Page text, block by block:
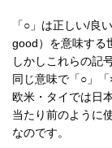
「○」は正しい/良
good）を意味する
しかしこれらの記
同じ意味で「○」「
欧米・タイでは日
当たり前のように
なのです。